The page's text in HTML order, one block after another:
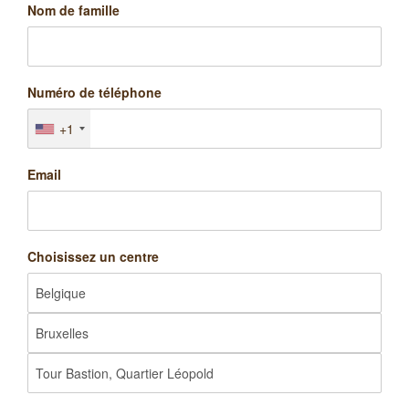
Nom de famille
Numéro de téléphone
+1
Email
Choisissez un centre